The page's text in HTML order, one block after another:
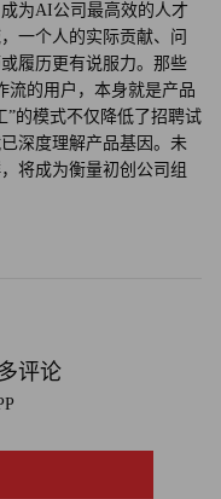
为AI公司最高效的人才
一个人的实际贡献、问
履历更有说服力。那些
流的用户，本身就是产品
”的模式不仅降低了招聘试
深度理解产品基因。未
将成为衡量初创公司组
评论